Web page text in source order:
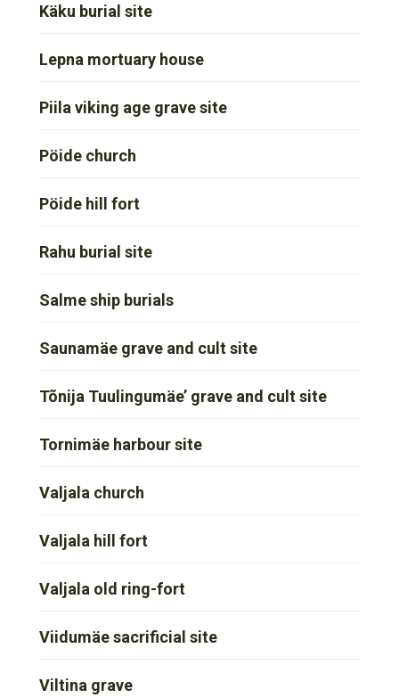
Käku burial site
Lepna mortuary house
Piila viking age grave site
Pöide church
Pöide hill fort
Rahu burial site
Salme ship burials
Saunamäe grave and cult site
Tõnija Tuulingumäe’ grave and cult site
Tornimäe harbour site
Valjala church
Valjala hill fort
Valjala old ring-fort
Viidumäe sacrificial site
Viltina grave